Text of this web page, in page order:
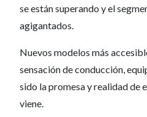
se están superando y el
agigantados.
Nuevos modelos más
sensación de conducción,
sido la promesa y realidad de
viene.